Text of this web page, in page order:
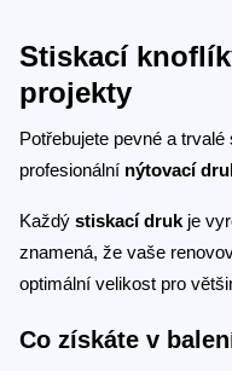
Stiskací
projekty
Potřebujete pevné a
profesionální nýtovací
Každý stiskací druk je
znamená, že vaše
optimální velikost pro
Co získáte v